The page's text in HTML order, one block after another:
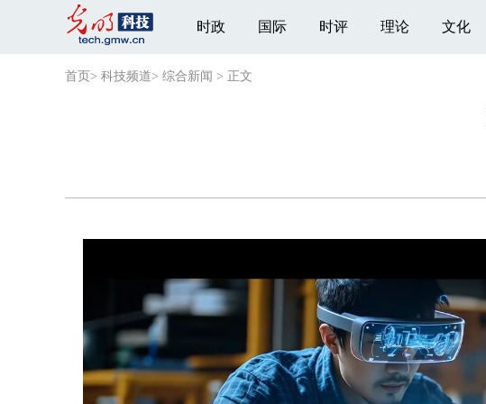
时政 国际 时评 理论 文化
首页 > 科技频道> 综合新闻 > 正文